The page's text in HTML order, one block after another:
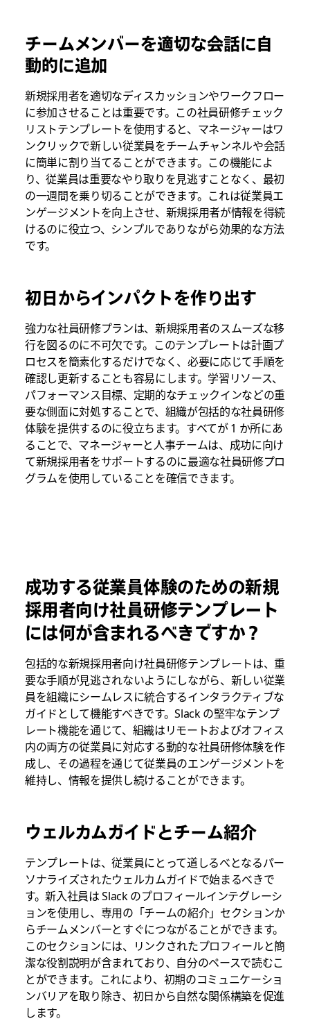
チームメンバーを適切な会話に自
動的に追加
新規採用者を適切なディスカッションやワークフロー
に参加させることは重要です。この社員研修チェック
リストテンプレートを使用すると、マネージャーはワ
ンクリックで新しい従業員をチームチャンネルや会話
に簡単に割り当てることができます。この機能によ
り、従業員は重要なやり取りを見逃すことなく、最初
の一週間を乗り切ることができます。これは従業員エ
ンゲージメントを向上させ、新規採用者が情報を得続
けるのに役立つ、シンプルでありながら効果的な方法
です。
初日からインパクトを作り出す
強力な社員研修プランは、新規採用者のスムーズな移
行を図るのに不可欠です。このテンプレートは計画プ
ロセスを簡素化するだけでなく、必要に応じて手順を
確認し更新することも容易にします。学習リソース、
パフォーマンス目標、定期的なチェックインなどの重
要な側面に対処することで、組織が包括的な社員研修
体験を提供するのに役立ちます。すべてが 1 か所にあ
ることで、マネージャーと人事チームは、成功に向け
て新規採用者をサポートするのに最適な社員研修プロ
グラムを使用していることを確信できます。
成功する従業員体験のための新規
採用者向け社員研修テンプレート
には何が含まれるべきですか？
包括的な新規採用者向け社員研修テンプレートは、重
要な手順が見逃されないようにしながら、新しい従業
員を組織にシームレスに統合するインタラクティブな
ガイドとして機能すべきです。Slack の堅牢なテンプ
レート機能を通じて、組織はリモートおよびオフィス
内の両方の従業員に対応する動的な社員研修体験を作
成し、その過程を通じて従業員のエンゲージメントを
維持し、情報を提供し続けることができます。
ウェルカムガイドとチーム紹介
テンプレートは、従業員にとって道しるべとなるパー
ソナライズされたウェルカムガイドで始まるべきで
す。新入社員は Slack のプロフィールインテグレーシ
ョンを使用し、専用の「チームの紹介」セクションか
らチームメンバーとすぐにつながることができます。
このセクションには、リンクされたプロフィールと簡
潔な役割説明が含まれており、自分のペースで読むこ
とができます。これにより、初期のコミュニケーショ
ンバリアを取り除き、初日から自然な関係構築を促進
します。